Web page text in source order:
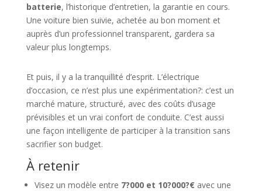
batterie, l’historique d’entretien, la garantie en cours.
Une voiture bien suivie, achetée au bon moment et
auprès d’un professionnel transparent, gardera sa
valeur plus longtemps.
Et puis, il y a la tranquillité d’esprit. L’électrique
d’occasion, ce n’est plus une expérimentation?: c’est un
marché mature, structuré, avec des coûts d’usage
prévisibles et un vrai confort de conduite. C’est aussi
une façon intelligente de participer à la transition sans
sacrifier son budget.
À retenir
Visez un modèle entre 7?000 et 10?000?€avec une